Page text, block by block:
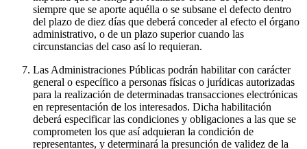
siempre que se aporte aquélla o se subsane el defecto dentro
del plazo de diez días que deberá conceder al efecto el órgano
administrativo, o de un plazo superior cuando las
circunstancias del caso así lo requieran.
Las Administraciones Públicas podrán habilitar con carácter
general o específico a personas físicas o jurídicas autorizadas
para la realización de determinadas transacciones electrónicas
en representación de los interesados. Dicha habilitación
deberá especificar las condiciones y obligaciones a las que se
comprometen los que así adquieran la condición de
representantes, y determinará la presunción de validez de la